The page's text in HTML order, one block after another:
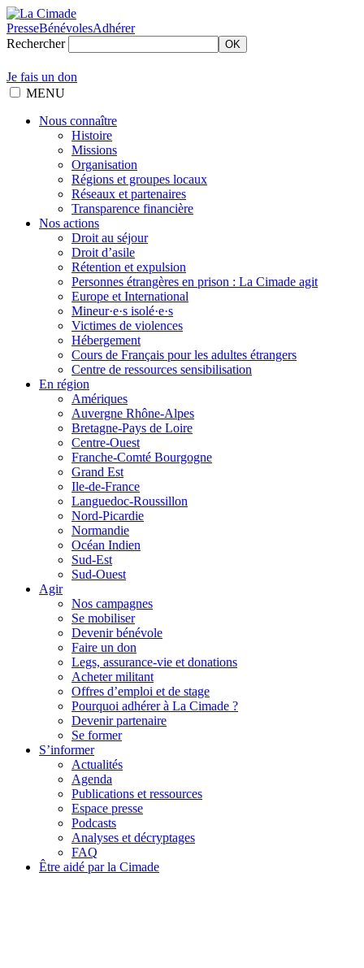
PresseBénévolesAdhérer
Rechercher
OK
Je fais un don
MENU
Nous connaître
Histoire
Missions
Organisation
Régions et groupes locaux
Réseaux et partenaires
Transparence financière
Nos actions
Droit au séjour
Droit d’asile
Rétention et expulsion
Personnes étrangères en prison : La Cimade agit
Europe et International
Mineur·e·s isolé·e·s
Victimes de violences
Hébergement
Cours de Français pour les adultes étrangers
Centre de ressources sensibilisation
En région
Amériques
Auvergne Rhône-Alpes
Bretagne-Pays de Loire
Centre-Ouest
Franche-Comté Bourgogne
Grand Est
Ile-de-France
Languedoc-Roussillon
Nord-Picardie
Normandie
Océan Indien
Sud-Est
Sud-Ouest
Agir
Nos campagnes
Se mobiliser
Devenir bénévole
Faire un don
Legs, assurance-vie et donations
Acheter militant
Offres d’emploi et de stage
Pourquoi adhérer à La Cimade ?
Devenir partenaire
Se former
S’informer
Actualités
Agenda
Publications et ressources
Espace presse
Podcasts
Analyses et décryptages
FAQ
Être aidé par la Cimade